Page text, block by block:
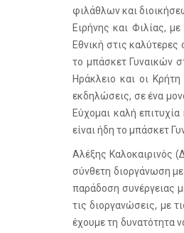
φιλάθλων και
Ειρήνης και Φιλίας,
Εθνική στις
το μπάσκετ Γυναικών
Ηράκλειο και οι
εκδηλώσεις, σε ένα
Εύχομαι καλή
είναι ήδη το μπάσκετ
Αλέξης Καλοκαιρινός
σύνθετη διοργάνωση
παράδοση συνέργειας
τις διοργανώσεις, με
έχουμε τη δυνατότητα